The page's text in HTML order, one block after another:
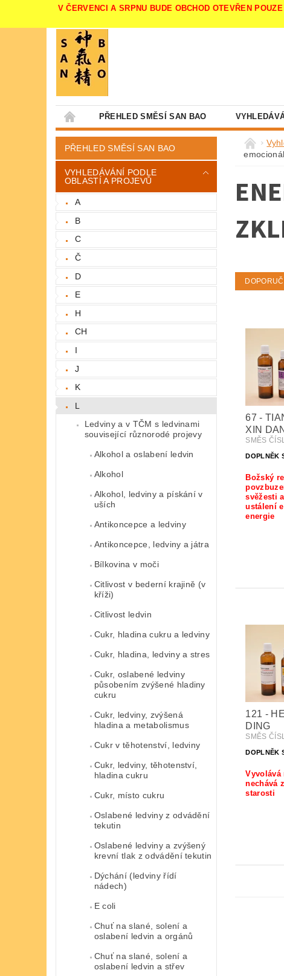
V ČERVENCI A SRPNU BUDE OBCHOD OTEVŘEN
PŘEHLED SMĚSÍ SAN BAO
PŘEHLED SMĚSÍ SAN BAO
VYHLEDÁVÁNÍ PODLE
OBLASTÍ A PROJEVŮ
A
B
C
Č
D
E
H
CH
I
J
K
L
Ledviny a v TČM s ledvinami
související různorodé projevy
Alkohol a oslabení ledvin
Alkohol
Alkohol, ledviny a pískání v
uších
Antikoncepce a ledviny
Antikoncepce, ledviny a játra
Bílkovina v moči
Citlivost v bederní krajině (v
kříži)
Citlivost ledvin
Cukr, hladina cukru a ledviny
Cukr, hladina, ledviny a stres
Cukr, oslabené ledviny
působením zvýšené hladiny
cukru
Cukr, ledviny, zvýšená
hladina a metabolismus
Cukr v těhotenství, ledviny
Cukr, ledviny, těhotenství,
hladina cukru
Cukr, místo cukru
Oslabené ledviny z odvádění
tekutin
Oslabené ledviny a zvýšený
krevní tlak z odvádění tekutin
Dýchání (ledviny řídí
nádech)
E coli
Chuť na slané, solení a
oslabení ledvin a orgánů
Chuť na slané, solení a
oslabení ledvin a střev
67 -
XIN DAN
SMĚS
DOPLNĚK
Božský
svěžesti
ustálení
energie
121 -
DING
SMĚS
DOPLNĚK
Vyvolává
nechává
starosti